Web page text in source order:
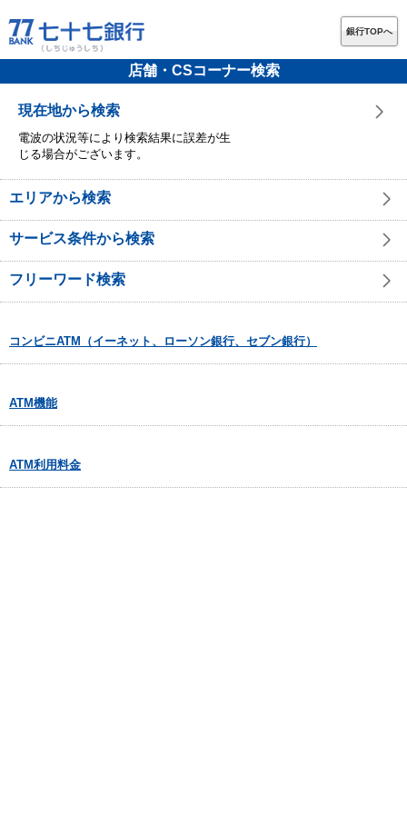
銀行TOPへ
店舗・CSコーナー検索
現在地から検索
電波の状況等により検索結果に誤差が生
じる場合がございます。
エリアから検索
サービス条件から検索
フリーワード検索
コンビニATM（イーネット、ローソン銀行、セブン銀行）
ATM機能
ATM利用料金